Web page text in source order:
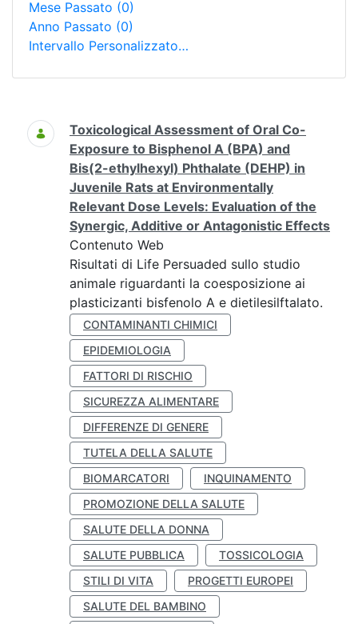
Mese Passato (0)
Anno Passato (0)
Intervallo Personalizzato…
Ricerca
Toxicological Assessment of Oral Co-
Exposure to Bisphenol A (BPA) and
Bis(2-ethylhexyl) Phthalate (DEHP) in
Juvenile Rats at Environmentally
Relevant Dose Levels: Evaluation of the
Synergic, Additive or Antagonistic Effects
Contenuto Web
Risultati di Life Persuaded sullo studio
animale riguardanti la coesposizione ai
plasticizanti bisfenolo A e dietilesilftalato.
CONTAMINANTI CHIMICI
EPIDEMIOLOGIA
FATTORI DI RISCHIO
SICUREZZA ALIMENTARE
DIFFERENZE DI GENERE
TUTELA DELLA SALUTE
BIOMARCATORI
INQUINAMENTO
PROMOZIONE DELLA SALUTE
SALUTE DELLA DONNA
SALUTE PUBBLICA
TOSSICOLOGIA
STILI DI VITA
PROGETTI EUROPEI
SALUTE DEL BAMBINO